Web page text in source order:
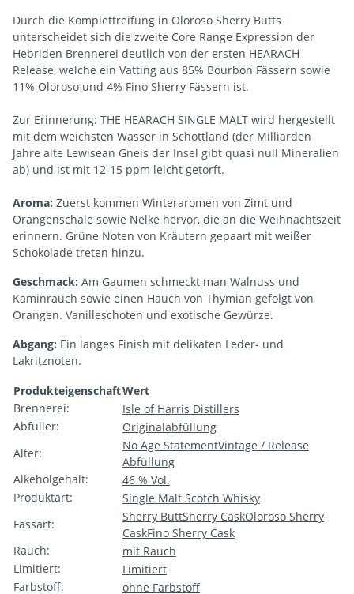
Durch die Komplettreifung in Oloroso Sherry Butts
unterscheidet sich die zweite Core Range Expression der
Hebriden Brennerei deutlich von der ersten HEARACH
Release, welche ein Vatting aus 85% Bourbon Fässern sowie
11% Oloroso und 4% Fino Sherry Fässern ist.
Zur Erinnerung: THE HEARACH SINGLE MALT wird hergestellt
mit dem weichsten Wasser in Schottland (der Milliarden
Jahre alte Lewisean Gneis der Insel gibt quasi null Mineralien
ab) und ist mit 12-15 ppm leicht getorft.
Aroma: Zuerst kommen Winteraromen von Zimt und
Orangenschale sowie Nelke hervor, die an die Weihnachtszeit
erinnern. Grüne Noten von Kräutern gepaart mit weißer
Schokolade treten hinzu.
Geschmack: Am Gaumen schmeckt man Walnuss und
Kaminrauch sowie einen Hauch von Thymian gefolgt von
Orangen. Vanilleschoten und exotische Gewürze.
Abgang: Ein langes Finish mit delikaten Leder- und
Lakritznoten.
ProdukteigenschaftWert
Brennerei:
Isle of Harris Distillers
Abfüller:
Originalabfüllung
Alter:
No Age StatementVintage / Release
Abfüllung
Alkeholgehalt:
46 % Vol.
Produktart:
Single Malt Scotch Whisky
Fassart:
Sherry ButtSherry CaskOloroso Sherry
CaskFino Sherry Cask
Rauch:
mit Rauch
Limitiert:
Limitiert
Farbstoff:
ohne Farbstoff